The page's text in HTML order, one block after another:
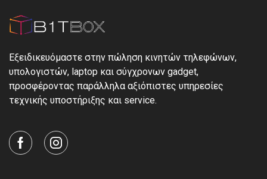
Εξειδικευόμαστε στην πώληση κινητών τηλεφώνων,
υπολογιστών, laptop και σύγχρονων gadget,
προσφέροντας παράλληλα αξιόπιστες υπηρεσίες
τεχνικής υποστήριξης και service.